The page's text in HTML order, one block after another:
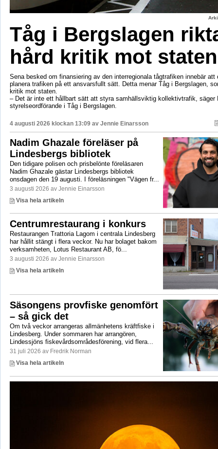
Tåg i Bergslagen
hård kritik mot staten
Sena besked om finansiering av den interregionala tågtrafiken innebär att
planera trafiken på ett ansvarsfullt sätt. Detta menar Tåg i Bergslagen,
kritik mot staten.
– Det är inte ett hållbart sätt att styra samhällsviktig kollektivtrafik, säger
styrelseordförande i Tåg i Bergslagen.
4 augusti 2026 klockan 13:09 av Jennie Einarsson
Nadim Ghazale föreläser på
Lindesbergs bibliotek
Den tidigare polisen och prisbelönte föreläsaren
Nadim Ghazale gästar Lindesbergs bibliotek
onsdagen den 19 augusti. I föreläsningen "Vägen fr...
3 augusti 2026 av Jennie Einarsson
Visa hela artikeln
Centrumrestaurang i konkurs
Restaurangen Trattoria Lagom i centrala Lindesberg
har hållit stängt i flera veckor. Nu har bolaget bakom
verksamheten, Lotus Restaurant AB, fö...
3 augusti 2026 av Jennie Einarsson
Visa hela artikeln
Säsongens provfiske genomfört
– så gick det
Om två veckor arrangeras allmänhetens kräftfiske i
Lindesberg. Under sommaren har arrangören,
Lindessjöns fiskevårdsområdesförening, vid flera...
31 juli 2026 av Fredrik Norman
Visa hela artikeln